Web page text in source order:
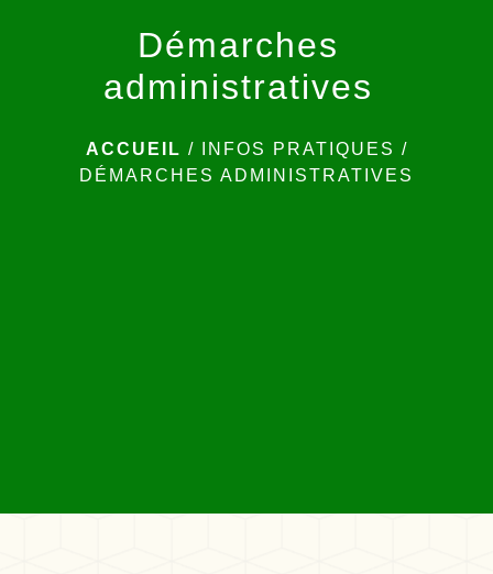
Démarches
administratives
ACCUEIL / INFOS PRATIQUES /
DÉMARCHES ADMINISTRATIVES